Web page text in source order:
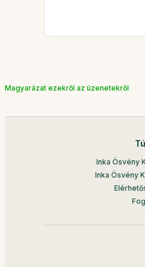
Magyarázat ezekről az üzenetekről
Inka Ösvény
Inka Ösvény